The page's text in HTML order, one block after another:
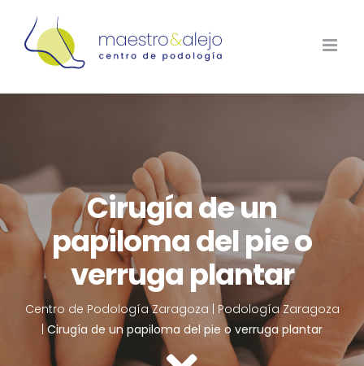
contenido
Cirugía de un
papiloma del pie o
verruga plantar
Centro de Podología Zaragoza
Podología Zaragoza
|Cirugía de un papiloma del pie o verruga plantar